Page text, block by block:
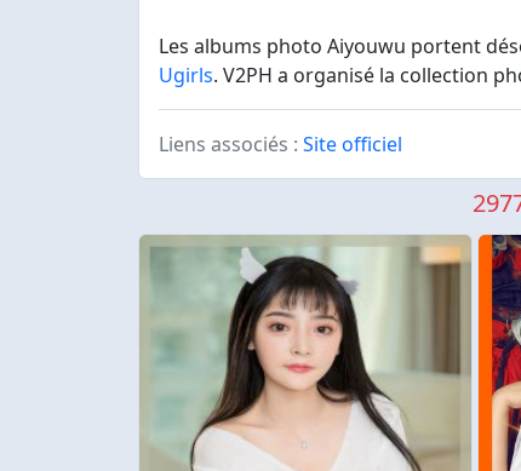
Les albums photo Aiyouwu portent
Ugirls. V2PH a organisé la collection
Liens associés : Site officiel